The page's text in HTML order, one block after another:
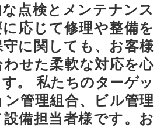
点検とメンテナンス
応じて修理や整備を
に関しても、お客様
せた柔軟な対応を心
。 私たちのターゲッ
ン管理組合、ビル管理
備担当者様です。お